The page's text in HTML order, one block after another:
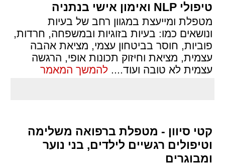
טיפולי NLP ואימון אישי בנתניה
מטפלת ומייעצת במגוון רחב של בעיות
ונושאים כמו: בעיות בזוגיות ובמשפחה, חרדות,
פוביות, חוסר בביטחון עצמי, מציאת אהבה
עצמית, מציאת וחיזוק תכונות אופי, הרגשה
עצמית לא טובה ועוד.... להמשך המאמר
קטי סיוון - מטפלת ברפואה משלימה
וטיפולים רגשיים לילדים, בני נוער
ומבוגרים